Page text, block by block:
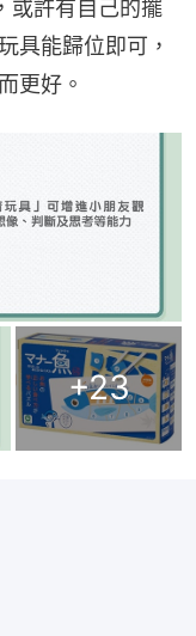
或許有自己的擺
具能歸位即可，
更好。
+23